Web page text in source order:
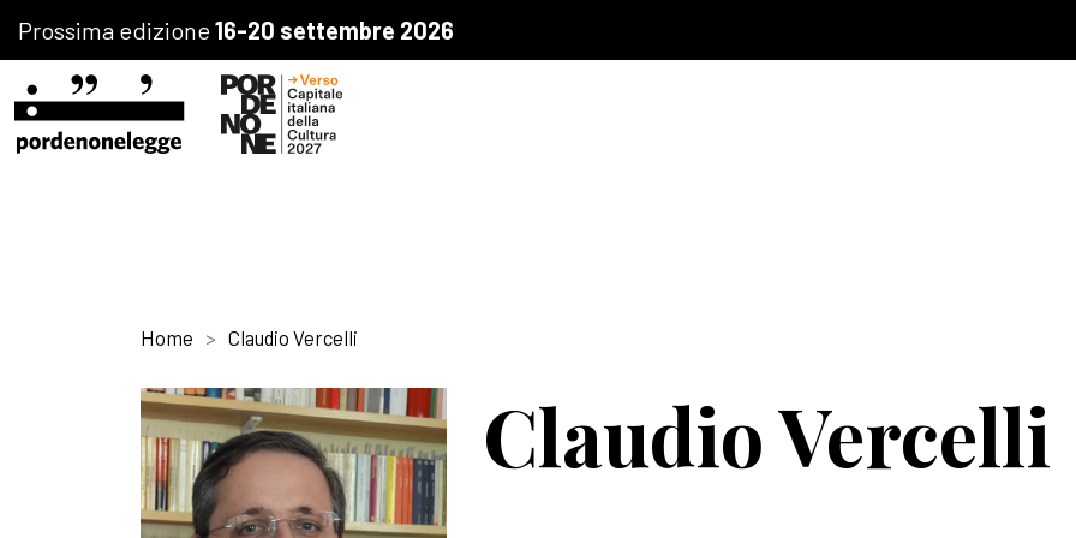
Prossima edizione16-20 settembre 2026
Home Claudio Vercelli
Claudio Vercelli